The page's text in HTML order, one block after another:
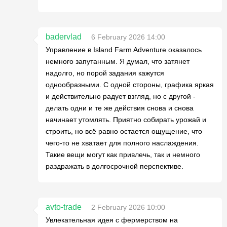
badervlad
6 February 2026 14:00
Управление в Island Farm Adventure оказалось
немного запутанным. Я думал, что затянет
надолго, но порой задания кажутся
однообразными. С одной стороны, графика яркая
и действительно радует взгляд, но с другой -
делать одни и те же действия снова и снова
начинает утомлять. Приятно собирать урожай и
строить, но всё равно остается ощущение, что
чего-то не хватает для полного наслаждения.
Такие вещи могут как привлечь, так и немного
раздражать в долгосрочной перспективе.
avto-trade
2 February 2026 10:00
Увлекательная идея с фермерством на